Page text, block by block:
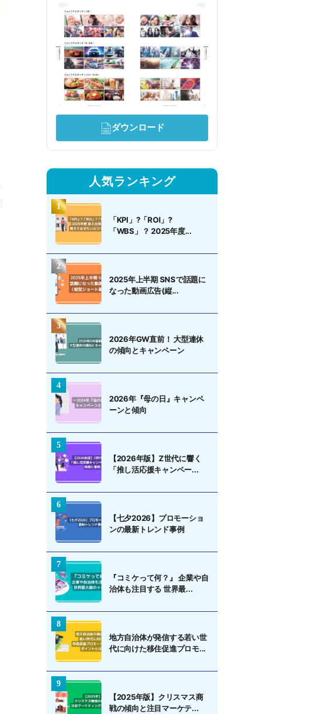
ダウンロード
人気ランキング
「KPI」?「ROI」?
「WBS」？ 2025年度...
2025年上半期 SNSで話題に
なった動画広告(縦...
2026年GW直前！ 大型連休
の傾向とキャンペーン
2026年『母の日』キャンペ
ーンと傾向
【2026年版】Z世代に響く
「推し活応援キャンペー...
【七夕2026】プロモーショ
ンの最新トレンド事例
『コミケって何？』 企業や自
治体も注目する 世界最...
地方自治体が発信する若い世
代に向けた移住促進プロモ...
【2025年版】クリスマス商
戦の傾向と注目マーケテ...